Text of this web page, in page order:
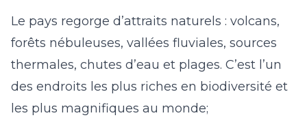
Le pays regorge d’attraits naturels : volcans,
forêts nébuleuses, vallées fluviales, sources
thermales, chutes d’eau et plages. C’est l’un
des endroits les plus riches en biodiversité et
les plus magnifiques au monde;